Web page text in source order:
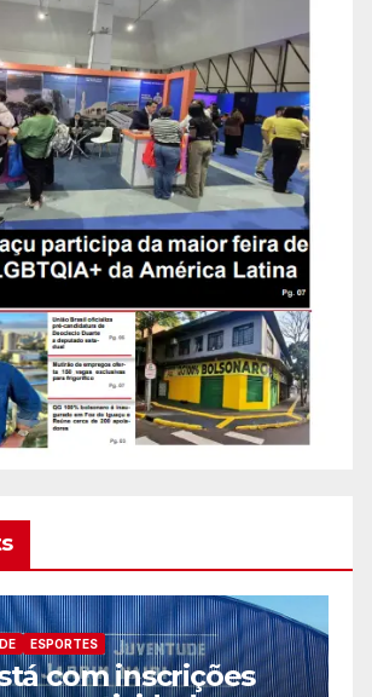
ESPORTES
com inscrições